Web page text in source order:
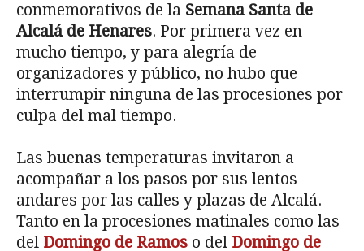
conmemorativos de la Semana Santa de
Alcalá de Henares. Por primera vez en
mucho tiempo, y para alegría de
organizadores y público, no hubo que
interrumpir ninguna de las procesiones por
culpa del mal tiempo.
Las buenas temperaturas invitaron a
acompañar a los pasos por sus lentos
andares por las calles y plazas de Alcalá.
Tanto en la procesiones matinales como las
del Domingo de Ramos o del Domingo de